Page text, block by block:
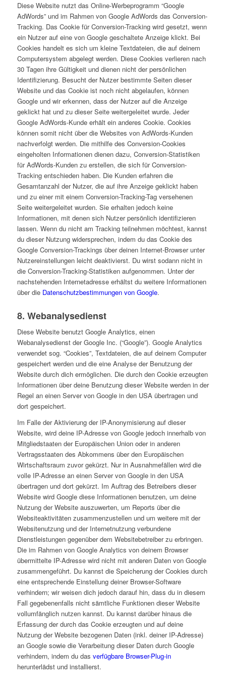
Diese Website nutzt das Online-Werbeprogramm “Google
AdWords” und im Rahmen von Google AdWords das Conversion-
Tracking. Das Cookie für Conversion-Tracking wird gesetzt, wenn
ein Nutzer auf eine von Google geschaltete Anzeige klickt. Bei
Cookies handelt es sich um kleine Textdateien, die auf deinem
Computersystem abgelegt werden. Diese Cookies verlieren nach
30 Tagen ihre Gültigkeit und dienen nicht der persönlichen
Identifizierung. Besucht der Nutzer bestimmte Seiten dieser
Website und das Cookie ist noch nicht abgelaufen, können
Google und wir erkennen, dass der Nutzer auf die Anzeige
geklickt hat und zu dieser Seite weitergeleitet wurde. Jeder
Google AdWords-Kunde erhält ein anderes Cookie. Cookies
können somit nicht über die Websites von AdWords-Kunden
nachverfolgt werden. Die mithilfe des Conversion-Cookies
eingeholten Informationen dienen dazu, Conversion-Statistiken
für AdWords-Kunden zu erstellen, die sich für Conversion-
Tracking entschieden haben. Die Kunden erfahren die
Gesamtanzahl der Nutzer, die auf ihre Anzeige geklickt haben
und zu einer mit einem Conversion-Tracking-Tag versehenen
Seite weitergeleitet wurden. Sie erhalten jedoch keine
Informationen, mit denen sich Nutzer persönlich identifizieren
lassen. Wenn du nicht am Tracking teilnehmen möchtest, kannst
du dieser Nutzung widersprechen, indem du das Cookie des
Google Conversion-Trackings über deinen Internet-Browser unter
Nutzereinstellungen leicht deaktivierst. Du wirst sodann nicht in
die Conversion-Tracking-Statistiken aufgenommen. Unter der
nachstehenden Internetadresse erhältst du weitere Informationen
über die Datenschutzbestimmungen von Google.
8. Webanalysedienst
Diese Website benutzt Google Analytics, einen
Webanalysedienst der Google Inc. (“Google”). Google Analytics
verwendet sog. “Cookies”, Textdateien, die auf deinem Computer
gespeichert werden und die eine Analyse der Benutzung der
Website durch dich ermöglichen. Die durch den Cookie erzeugten
Informationen über deine Benutzung dieser Website werden in der
Regel an einen Server von Google in den USA übertragen und
dort gespeichert.
Im Falle der Aktivierung der IP-Anonymisierung auf dieser
Website, wird deine IP-Adresse von Google jedoch innerhalb von
Mitgliedstaaten der Europäischen Union oder in anderen
Vertragsstaaten des Abkommens über den Europäischen
Wirtschaftsraum zuvor gekürzt. Nur in Ausnahmefällen wird die
volle IP-Adresse an einen Server von Google in den USA
übertragen und dort gekürzt. Im Auftrag des Betreibers dieser
Website wird Google diese Informationen benutzen, um deine
Nutzung der Website auszuwerten, um Reports über die
Websiteaktivitäten zusammenzustellen und um weitere mit der
Websitenutzung und der Internetnutzung verbundene
Dienstleistungen gegenüber dem Websitebetreiber zu erbringen.
Die im Rahmen von Google Analytics von deinem Browser
übermittelte IP-Adresse wird nicht mit anderen Daten von Google
zusammengeführt. Du kannst die Speicherung der Cookies durch
eine entsprechende Einstellung deiner Browser-Software
verhindern; wir weisen dich jedoch darauf hin, dass du in diesem
Fall gegebenenfalls nicht sämtliche Funktionen dieser Website
vollumfänglich nutzen kannst. Du kannst darüber hinaus die
Erfassung der durch das Cookie erzeugten und auf deine
Nutzung der Website bezogenen Daten (inkl. deiner IP-Adresse)
an Google sowie die Verarbeitung dieser Daten durch Google
verhindern, indem du das verfügbare Browser-Plug-in
herunterlädst und installierst.